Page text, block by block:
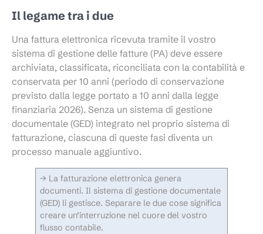
Il legame tra i due
Una fattura elettronica ricevuta tramite il vostro
sistema di gestione delle fatture (PA) deve essere
archiviata, classificata, riconciliata con la contabilità e
conservata per 10 anni (periodo di conservazione
previsto dalla legge portato a 10 anni dalla legge
finanziaria 2026). Senza un sistema di gestione
documentale (GED) integrato nel proprio sistema di
fatturazione, ciascuna di queste fasi diventa un
processo manuale aggiuntivo.
→ La fatturazione elettronica genera
documenti. Il sistema di gestione documentale
(GED) li gestisce. Separare le due cose significa
creare un’interruzione nel cuore del vostro
flusso contabile.